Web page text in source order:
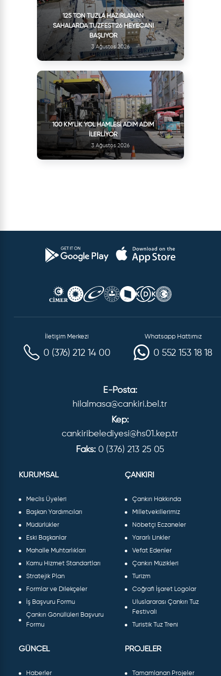
125 TON TUZLA HAZIRLANAN
SAHALARDA TUZFEST'26 HEYECANI
BAŞLIYOR
3 Ağustos 2026
100 KM’LIK YOL HAMLESI ADIM ADIM
İLERLIYOR
3 Ağustos 2026
İletişim Merkezi
0 (376) 212 14 00
Whatsapp Hattımız
0 552 153 18 18
E-Posta:
hilalmasa@cankiri.bel.tr
Kep:
cankiribelediyesi@hs01.kep.tr
Faks: 0 (376) 213 25 05
KURUMSAL
Meclis Üyeleri
Başkan Yardımcıları
Müdürlükler
Eski Başkanlar
Mahalle Muhtarlıkları
Kamu Hizmet Standartları
Stratejik Plan
Formlar ve Dilekçeler
İş Başvuru Formu
Çankırı Gönüllüleri Başvuru
Formu
ÇANKIRI
Çankırı Hakkında
Milletvekillerimiz
Nöbetçi Eczaneler
Yararlı Linkler
Vefat Edenler
Çankırı Müzikleri
Turizm
Coğrafi İşaret Logolar
Uluslararası Çankırı Tuz
Festivali
Turistik Tuz Treni
GÜNCEL
Haberler
PROJELER
Tamamlanan Projeler